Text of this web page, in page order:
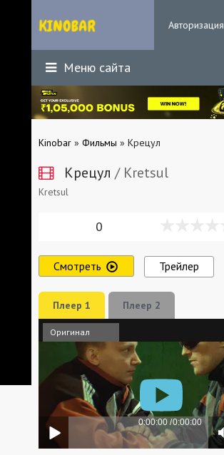
Авторизация
Меню сайта
Kinobar » Фильмы » Крецул
Крецул / Kretsul
Kretsul
0
Смотреть Трейлер
Плеер 1 Плеер 2
Оригинал